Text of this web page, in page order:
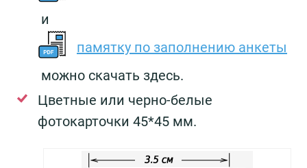
и
памятку по заполнению анкеты
можно скачать здесь.
Цветные или черно-белые
фотокарточки 45*45 мм.